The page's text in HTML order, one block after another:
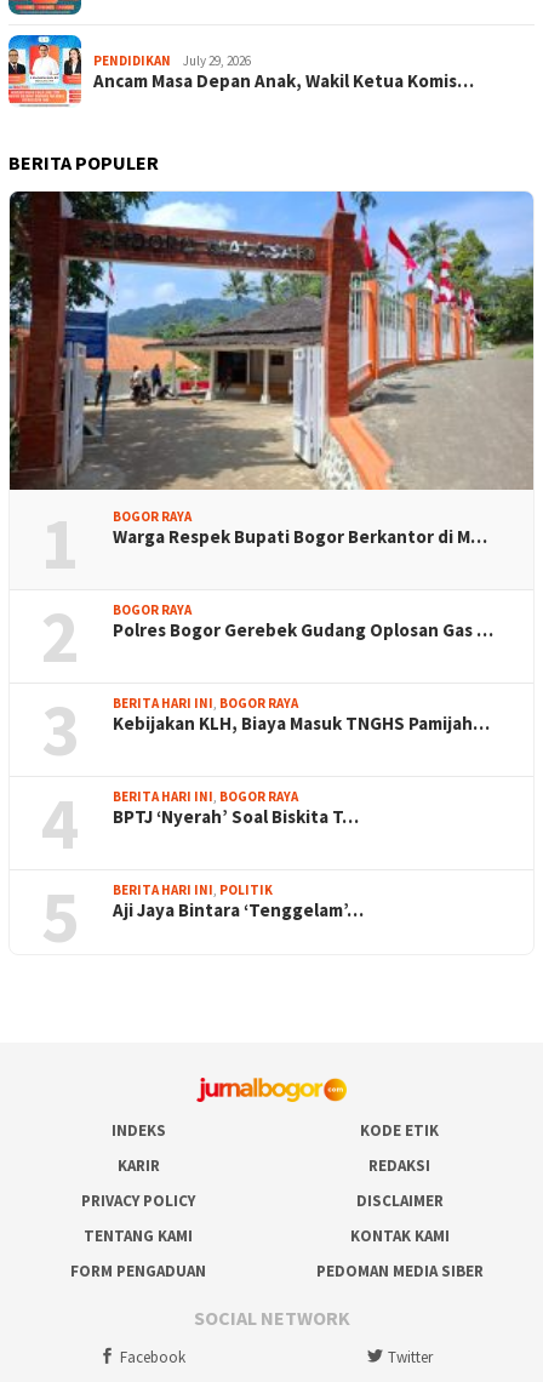
PENDIDIKAN July 29, 2026
Ancam Masa Depan Anak, Wakil Ketua Komis…
BERITA POPULER
1 BOGOR RAYA
Warga Respek Bupati Bogor Berkantor di M…
2 BOGOR RAYA
Polres Bogor Gerebek Gudang Oplosan Gas …
3 BERITA HARI INI BOGOR RAYA
Kebijakan KLH, Biaya Masuk TNGHS Pamijah…
4 BERITA HARI INI BOGOR RAYA
BPTJ ‘Nyerah’ Soal Biskita T…
5 BERITA HARI INI POLITIK
Aji Jaya Bintara ‘Tenggelam’…
INDEKS
KODE ETIK
KARIR
REDAKSI
PRIVACY POLICY
DISCLAIMER
TENTANG KAMI
KONTAK KAMI
FORM PENGADUAN
PEDOMAN MEDIA SIBER
SOCIAL NETWORK
Facebook Twitter